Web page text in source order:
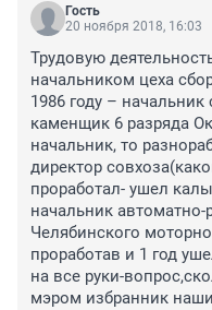
Гость
20 ноября 2018, 16:03
Трудовую
начальником цеха
1986 году –
каменщик 6 разряда
начальник, то
директор
проработал- ушел
начальник автоматно-
Челябинского
проработав и 1 год
на все руки-
мэром избранник